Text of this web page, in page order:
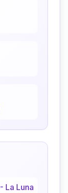
- La Luna